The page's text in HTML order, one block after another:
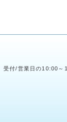
受付/営業日の10:00～